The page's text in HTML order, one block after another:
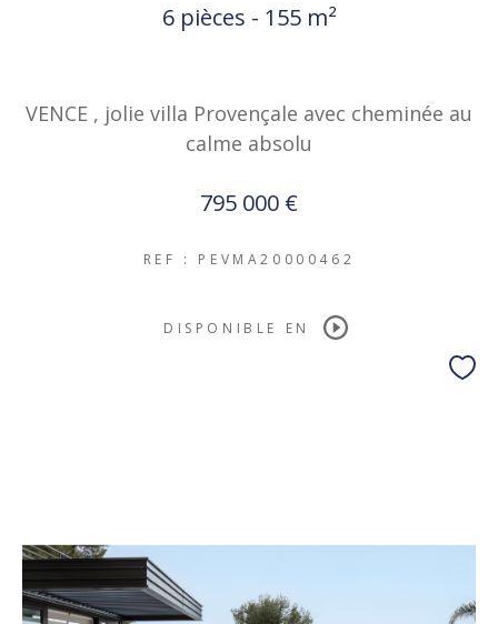
6 pièces - 155 m²
VENCE , jolie villa Provençale avec cheminée au
calme absolu
795 000 €
REF : PEVMA20000462
DISPONIBLE EN